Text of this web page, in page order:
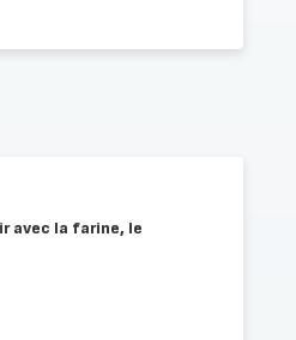
avec la farine, le